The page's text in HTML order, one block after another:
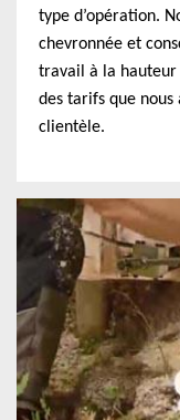
type d’opération.
chevronnée et
travail à la hauteur
des tarifs que nous
clientèle.